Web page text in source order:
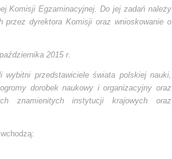
Komisji Egzaminacyjnej. Do jej zadań należy
przez dyrektora Komisji oraz wnioskowanie o
2015 r.
wybitni przedstawiciele świata polskiej nauki,
dorobek naukowy i organizacyjny oraz
znamienitych instytucji krajowych oraz